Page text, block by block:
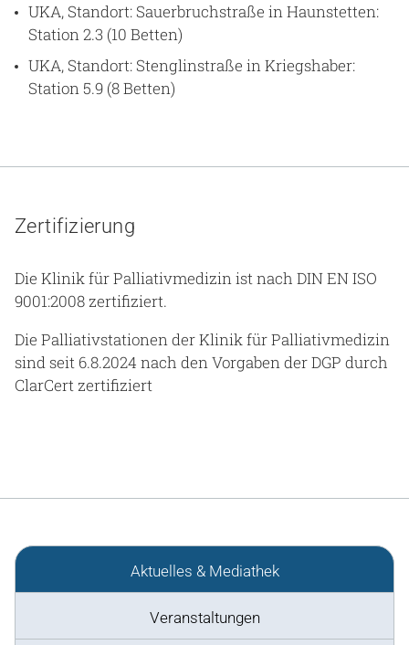
UKA, Standort: Sauerbruchstraße in Haunstetten:
Station 2.3 (10 Betten)
UKA, Standort: Stenglinstraße in Kriegshaber:
Station 5.9 (8 Betten)
Zertifizierung
Die Klinik für Palliativmedizin ist nach DIN EN ISO
9001:2008 zertifiziert.
Die Palliativstationen der Klinik für Palliativmedizin
sind seit 6.8.2024 nach den Vorgaben der DGP durch
ClarCert zertifiziert
Aktuelles & Mediathek
Veranstaltungen